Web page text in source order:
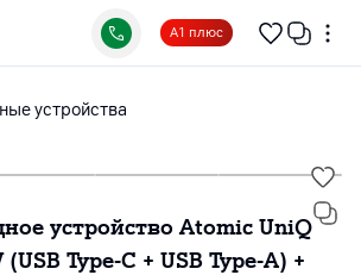
А1 плюс
устройства
устройство Atomic UniQ
(USB Type-C + USB Type-A) +